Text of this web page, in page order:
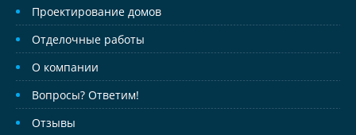
Проектирование домов
Отделочные работы
О компании
Вопросы? Ответим!
Отзывы